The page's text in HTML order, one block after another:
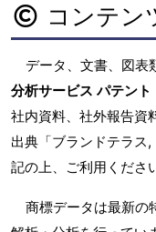
コンテン
データ、文書、図表
分析サービス パテン
社内資料、社外報告資
出典「ブランドテラス,
記の上、ご利用くださ
商標データは最新の